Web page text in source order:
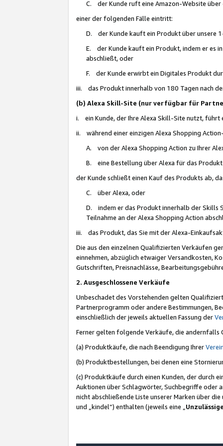
C. der Kunde ruft eine Amazon-Website über
einer der folgenden Fälle eintritt:
D. der Kunde kauft ein Produkt über unsere
E. der Kunde kauft ein Produkt, indem er es
abschließt, oder
F. der Kunde erwirbt ein Digitales Produkt
iii. das Produkt innerhalb von 180 Tagen nach
(b) Alexa Skill-Site (nur verfügbar für
i. ein Kunde, der Ihre Alexa Skill-Site nutzt, führt
ii. während einer einzigen Alexa Shopping
A. von der Alexa Shopping Action zu Ihrer
B. eine Bestellung über Alexa für das
der Kunde schließt einen Kauf des Produkts ab,
C. über Alexa, oder
D. indem er das Produkt innerhalb der Skills
Teilnahme an der Alexa Shopping Action
iii. das Produkt, das Sie mit der Alexa-
Die aus den einzelnen Qualifizierten Verkäufen
einnehmen, abzüglich etwaiger Versandkosten,
Gutschriften, Preisnachlässe,
2. Ausgeschlossene Verkäufe
Unbeschadet des Vorstehenden gelten
Partnerprogramm oder andere Bestimmungen,
einschließlich der jeweils aktuellen Fassung der
Ferner gelten folgende Verkäufe, die andernfalls
(a) Produktkäufe, die nach Beendigung Ihrer
(b) Produktbestellungen, bei denen eine
(c) Produktkäufe durch einen Kunden, der durch
Auktionen über Schlagwörter, Suchbegriffe oder
nicht abschließende Liste unserer Marken über
und „kindel“) enthalten (jeweils eine „